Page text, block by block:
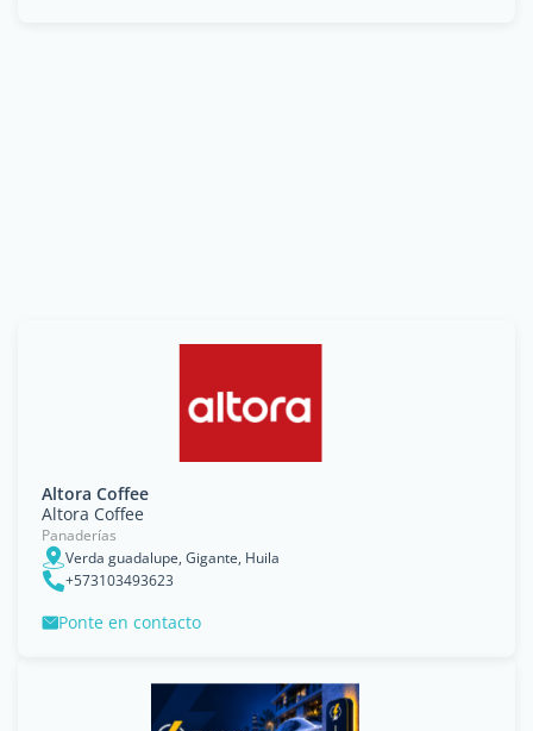
Altora Coffee
Altora Coffee
Panaderías
Verda guadalupe, Gigante, Huila
+573103493623
Ponte en contacto